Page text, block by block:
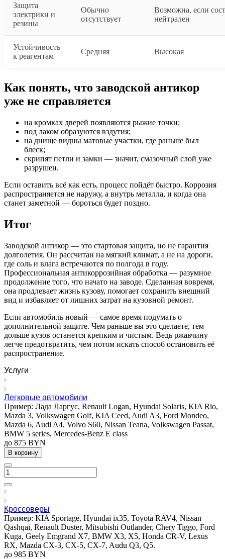
Защита
электрики и
резины
Обычно
отсутствует
Возможна, если
нейтрален
Устойчивость
к реагентам
Средняя Высокая
Как понять, что заводской антикор
уже не справляется
на кромках дверей появляются рыжие точки;
под лаком образуются вздутия;
на днище видны матовые участки, где раньше был
блеск;
скрипят петли и замки — значит, смазочный слой уже
разрушен.
Если оставить всё как есть, процесс пойдёт быстро. Коррозия
распространяется не наружу, а внутрь металла, и когда она
станет заметной — бороться будет поздно.
Итог
Заводской антикор — это стартовая защита, но не гарантия
долголетия. Он рассчитан на мягкий климат, а не на дороги,
где соль и влага встречаются по полгода в году.
Профессиональная антикоррозийная обработка — разумное
продолжение того, что начато на заводе. Сделанная вовремя,
она продлевает жизнь кузову, помогает сохранить внешний
вид и избавляет от лишних затрат на кузовной ремонт.
Если автомобиль новый — самое время подумать о
дополнительной защите. Чем раньше вы это сделаете, тем
дольше кузов останется крепким и чистым. Ведь ржавчину
легче предотвратить, чем потом искать способ остановить её
распространение.
Услуги
Легковые автомобили
Пример: Лада Ларгус, Renault Logan, Hyundai Solaris, KIA Rio,
Mazda 3, Volkswagen Golf, KIA Ceed, Audi A3, Ford Mondeo,
Mazda 6, Audi A4, Volvo S60, Nissan Teana, Volkswagen Passat,
BMW 5 series, Mercedes-Benz E class
до 875 BYN
В корзину
Кроссоверы
Пример: KIA Sportage, Hyundai ix35, Toyota RAV4, Nissan
Qashqai, Renault Duster, Mitsubishi Outlander, Chery Tiggo, Ford
Kuga, Geely Emgrand X7, BMW X3, X5, Honda CR-V, Lexus
RX, Mazda CX-3, CX-5, CX-7, Audu Q3, Q5.
до 985 BYN